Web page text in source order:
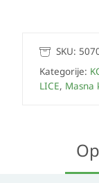
SKU:
Kategorije:
LICE, Masna